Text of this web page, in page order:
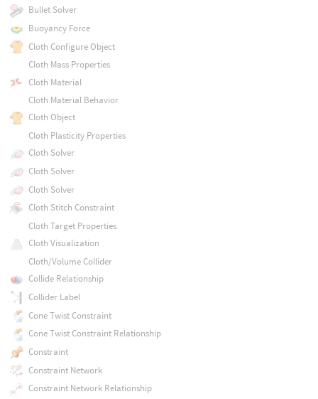
Bullet Solver
Buoyancy Force
Cloth Configure Object
Cloth Mass Properties
Cloth Material
Cloth Material Behavior
Cloth Object
Cloth Plasticity Properties
Cloth Solver
Cloth Solver
Cloth Solver
Cloth Stitch Constraint
Cloth Target Properties
Cloth Visualization
Cloth/Volume Collider
Collide Relationship
Collider Label
Cone Twist Constraint
Cone Twist Constraint Relationship
Constraint
Constraint Network
Constraint Network Relationship